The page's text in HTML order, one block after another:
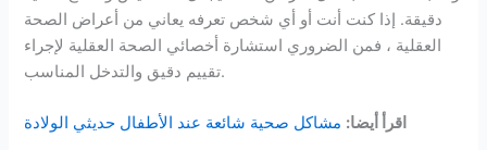
دقيقة. إذا كنت أنت أو أي شخص تعرفه يعاني من أعراض الصحة
العقلية ، فمن الضروري استشارة أخصائي الصحة العقلية لإجراء
تقييم دقيق والتدخل المناسب.
اقرأ أيضا: مشاكل صحية شائعة عند الأطفال حديثي الولادة